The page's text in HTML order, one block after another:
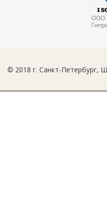
© 2018 г. Санкт-Петербург,